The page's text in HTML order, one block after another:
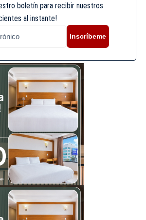
boletín para recibir nuestros
al instante!
Inscríbeme